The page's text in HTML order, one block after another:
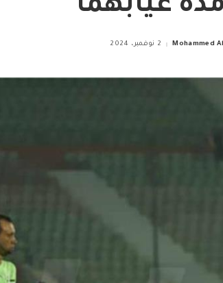
غيابهما
Mohammed 2 نوفمبر، 2024